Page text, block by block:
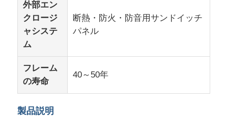
工場 ツアー
連絡 ください
外部エン
クロージ
ャシステ
ム
断熱・防火・防音用サンドイッチ
パネル
フレーム
の寿命
40～50年
製品説明